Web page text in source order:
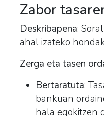
Zabor
Deskribapena:
ahal izateko
Zerga eta tasen
Bertaratuta:
bankuan
hala egokitzen